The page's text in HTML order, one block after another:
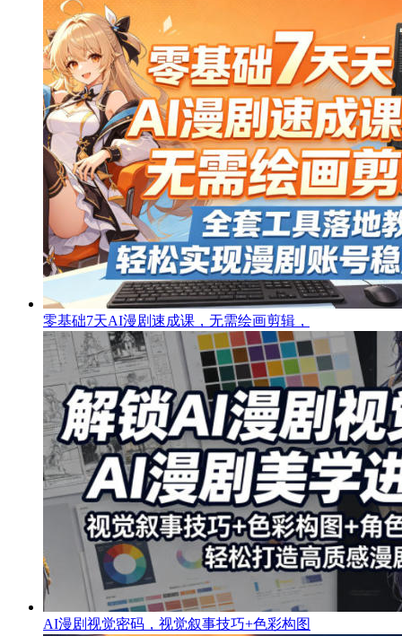
零基础7天AI漫剧速成课，无需绘画剪辑，
AI漫剧视觉密码，视觉叙事技巧+色彩构图